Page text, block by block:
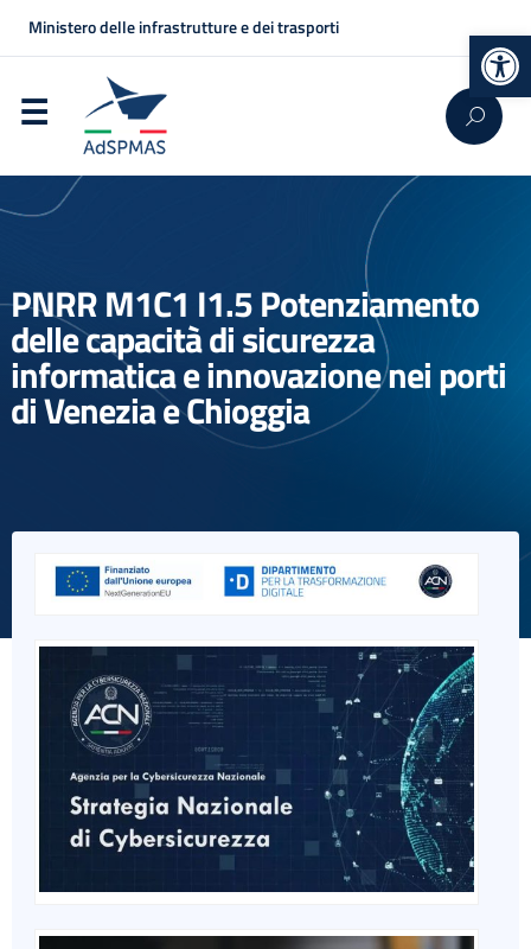
Ministero delle infrastrutture e dei trasporti
English
PNRR M1C1 I1.5 Potenziamento
delle capacità di sicurezza
informatica e innovazione nei porti
di Venezia e Chioggia